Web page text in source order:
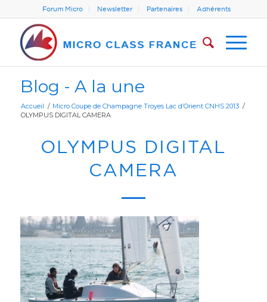
Forum Micro Newsletter Partenaires Adhérents
Blog - A la une
Accueil / Micro Coupe de Champagne Troyes Lac d’Orient CNHS 2013 /
OLYMPUS DIGITAL CAMERA
OLYMPUS DIGITAL
CAMERA